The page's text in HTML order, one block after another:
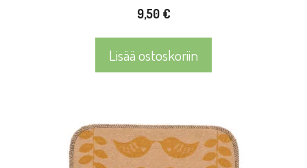
9,50 €
Lisää ostoskoriin